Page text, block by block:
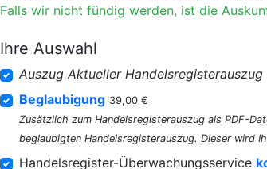
Falls wir nicht fündig werden, ist die
Ihre Auswahl
Auszug Aktueller Handelsregisterauszug
Beglaubigung 39,00 €
Zusätzlich zum Handelsregisterauszug als PDF-
beglaubigten Handelsregisterauszug. Dieser wird
Handelsregister-Überwachungsservice